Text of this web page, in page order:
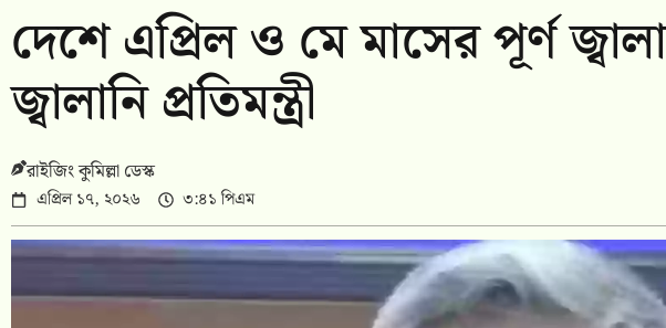
দেশে এপ্রিল ও মে মাসের পূর্ণ
জ্বালানি প্রতিমন্ত্রী
রাইজিং কুমিল্লা ডেস্ক
এপ্রিল ১৭, ২০২৬ ৩:৪১ পিএম